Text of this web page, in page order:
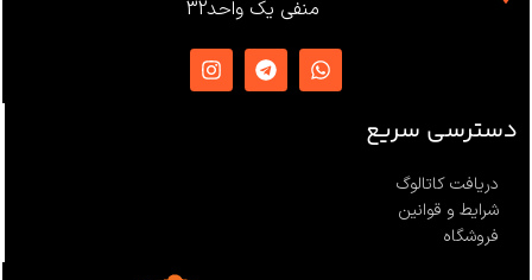
EN12841 ،EN341 ،ANSI Z359
،NFPA1983
ساخت
منفی یک واحد32
دسترسی سریع
دریافت کاتالوگ
شرایط و قوانین
فروشگاه